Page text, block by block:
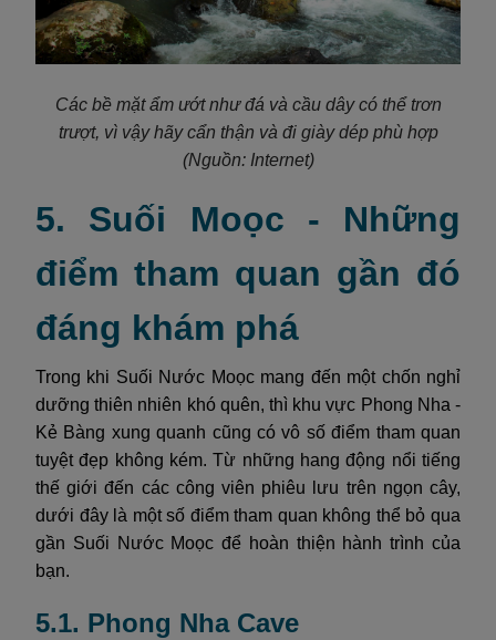
Các bề mặt ẩm ướt như đá và cầu dây có thể trơn
trượt, vì vậy hãy cẩn thận và đi giày dép phù hợp
(Nguồn: Internet)
5. Suối Moọc - Những
điểm tham quan gần đó
đáng khám phá
Trong khi Suối Nước Moọc mang đến một chốn nghỉ
dưỡng thiên nhiên khó quên, thì khu vực Phong Nha -
Kẻ Bàng xung quanh cũng có vô số điểm tham quan
tuyệt đẹp không kém. Từ những hang động nổi tiếng
thế giới đến các công viên phiêu lưu trên ngọn cây,
dưới đây là một số điểm tham quan không thể bỏ qua
gần Suối Nước Moọc để hoàn thiện hành trình của
bạn.
5.1. Phong Nha Cave